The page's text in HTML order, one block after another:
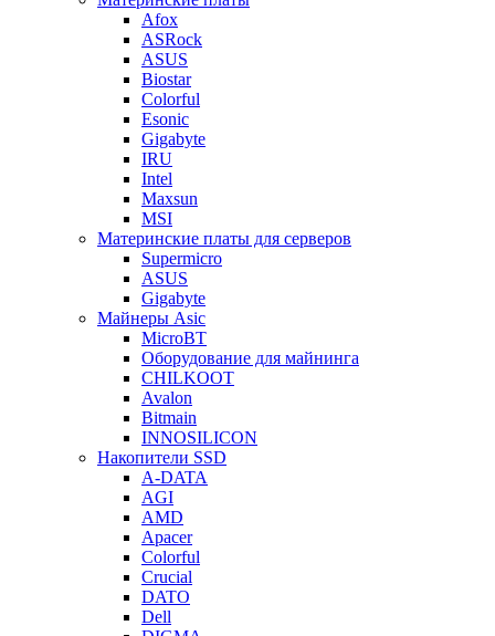
Afox
ASRock
ASUS
Biostar
Colorful
Esonic
Gigabyte
IRU
Intel
Maxsun
MSI
Материнские платы для серверов
Supermicro
ASUS
Gigabyte
Майнеры Asic
MicroBT
Оборудование для майнинга
CHILKOOT
Avalon
Bitmain
INNOSILICON
Накопители SSD
A-DATA
AGI
AMD
Apacer
Colorful
Crucial
DATO
Dell